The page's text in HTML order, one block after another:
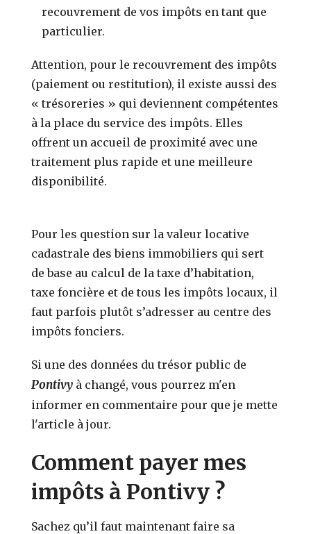
recouvrement de vos impôts en tant que
particulier.
Attention, pour le recouvrement des impôts
(paiement ou restitution), il existe aussi des
« trésoreries » qui deviennent compétentes
à la place du service des impôts. Elles
offrent un accueil de proximité avec une
traitement plus rapide et une meilleure
disponibilité.
Pour les question sur la valeur locative
cadastrale des biens immobiliers qui sert
de base au calcul de la taxe d’habitation,
taxe foncière et de tous les impôts locaux, il
faut parfois plutôt s’adresser au centre des
impôts fonciers.
Si une des données du trésor public de
Pontivy à changé, vous pourrez m'en
informer en commentaire pour que je mette
l'article à jour.
Comment payer mes
impôts à Pontivy ?
Sachez qu’il faut maintenant faire sa